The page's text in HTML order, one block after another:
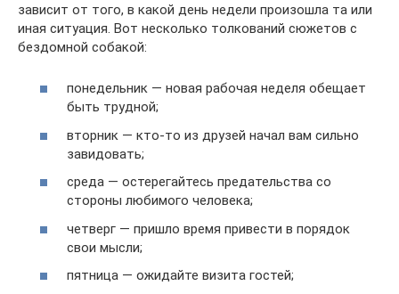
зависит от того, в какой день недели произошла та или
иная ситуация. Вот несколько толкований сюжетов с
бездомной собакой:
понедельник — новая рабочая неделя обещает
быть трудной;
вторник — кто-то из друзей начал вам сильно
завидовать;
среда — остерегайтесь предательства со
стороны любимого человека;
четверг — пришло время привести в порядок
свои мысли;
пятница — ожидайте визита гостей;